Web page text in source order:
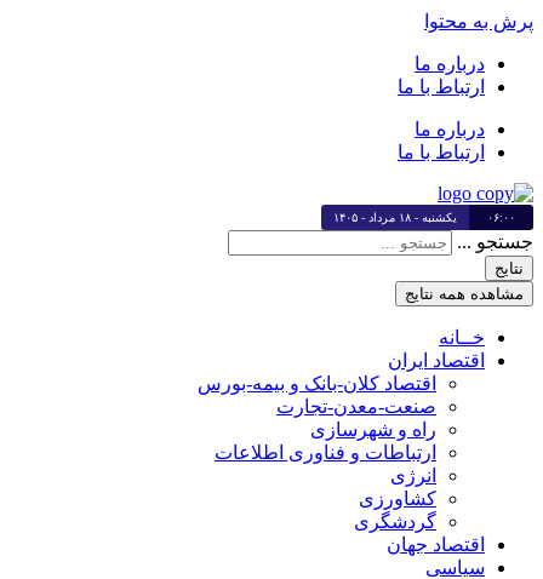
پرش به محتوا
درباره ما
ارتباط با ما
درباره ما
ارتباط با ما
۰۶:۰۰ یکشنبه - ۱۸ مرداد - ۱۴۰۵
جستجو ...
نتایج
مشاهده همه نتایج
خــانه
اقتصاد ایران
اقتصاد کلان-بانک و بیمه-بورس
صنعت-معدن-تجارت
راه و شهرسازی
ارتباطات و فناوری اطلاعات
انرژی
کشاورزی
گردشگری
اقتصاد جهان
سیاسی